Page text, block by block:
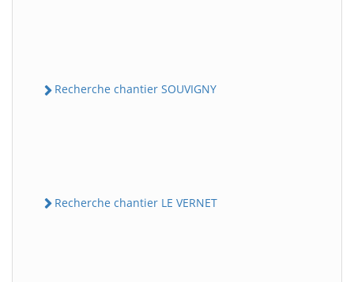
Recherche chantier SOUVIGNY
Recherche chantier LE VERNET